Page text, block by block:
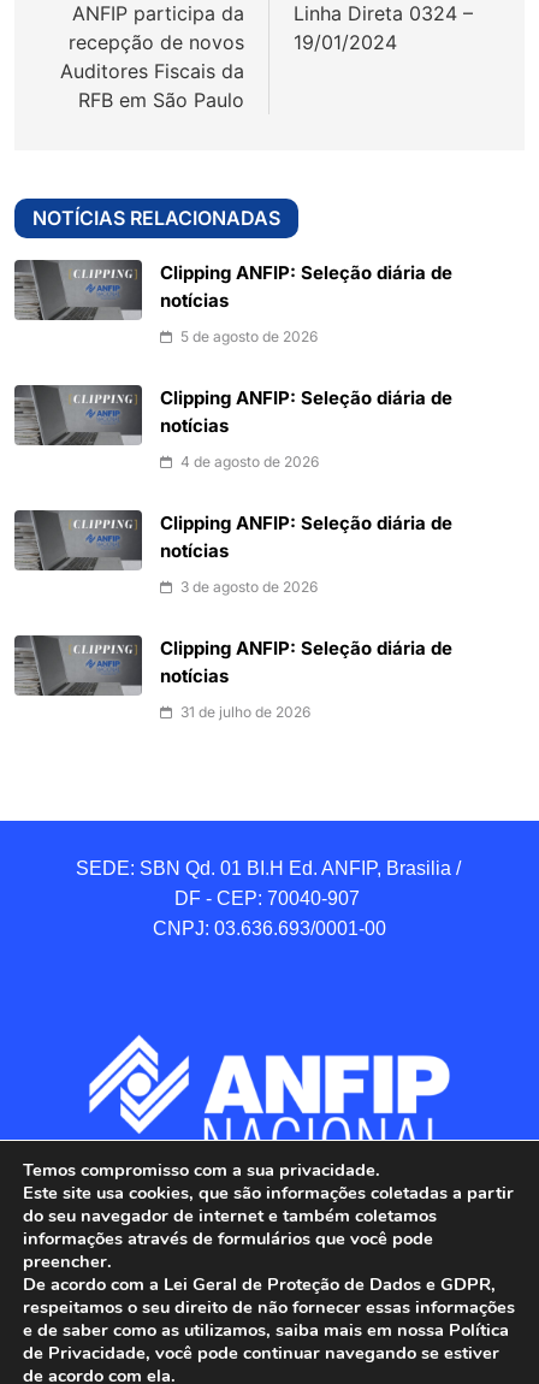
Post
ANFIP participa da
recepção de novos
Auditores Fiscais da
RFB em São Paulo
Linha Direta 0324 –
19/01/2024
NOTÍCIAS RELACIONADAS
Clipping ANFIP: Seleção diária de
notícias
5 de agosto de 2026
Clipping ANFIP: Seleção diária de
notícias
4 de agosto de 2026
Clipping ANFIP: Seleção diária de
notícias
3 de agosto de 2026
Clipping ANFIP: Seleção diária de
notícias
31 de julho de 2026
SEDE: SBN Qd. 01 BI.H Ed. ANFIP, Brasilia /
DF - CEP: 70040-907
CNPJ: 03.636.693/0001-00
ANFIP - Associação Nacional dos Auditores
Temos compromisso com a sua privacidade.
Este site usa cookies, que são informações coletadas a partir
do seu navegador de internet e também coletamos
informações através de formulários que você pode
preencher.
De acordo com a Lei Geral de Proteção de Dados e GDPR,
respeitamos o seu direito de não fornecer essas informações
e de saber como as utilizamos, saiba mais em nossa Política
de Privacidade, você pode continuar navegando se estiver
de acordo com ela.